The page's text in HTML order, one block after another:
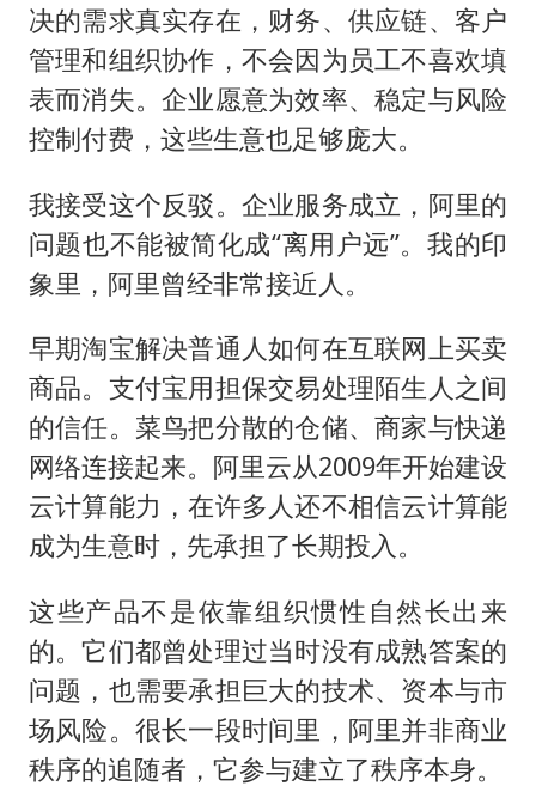
决的需求真实存在，财务、供应链、客户
管理和组织协作，不会因为员工不喜欢填
表而消失。企业愿意为效率、稳定与风险
控制付费，这些生意也足够庞大。
我接受这个反驳。企业服务成立，阿里的
问题也不能被简化成“离用户远”。我的印
象里，阿里曾经非常接近人。
早期淘宝解决普通人如何在互联网上买卖
商品。支付宝用担保交易处理陌生人之间
的信任。菜鸟把分散的仓储、商家与快递
网络连接起来。阿里云从2009年开始建设
云计算能力，在许多人还不相信云计算能
成为生意时，先承担了长期投入。
这些产品不是依靠组织惯性自然长出来
的。它们都曾处理过当时没有成熟答案的
问题，也需要承担巨大的技术、资本与市
场风险。很长一段时间里，阿里并非商业
秩序的追随者，它参与建立了秩序本身。